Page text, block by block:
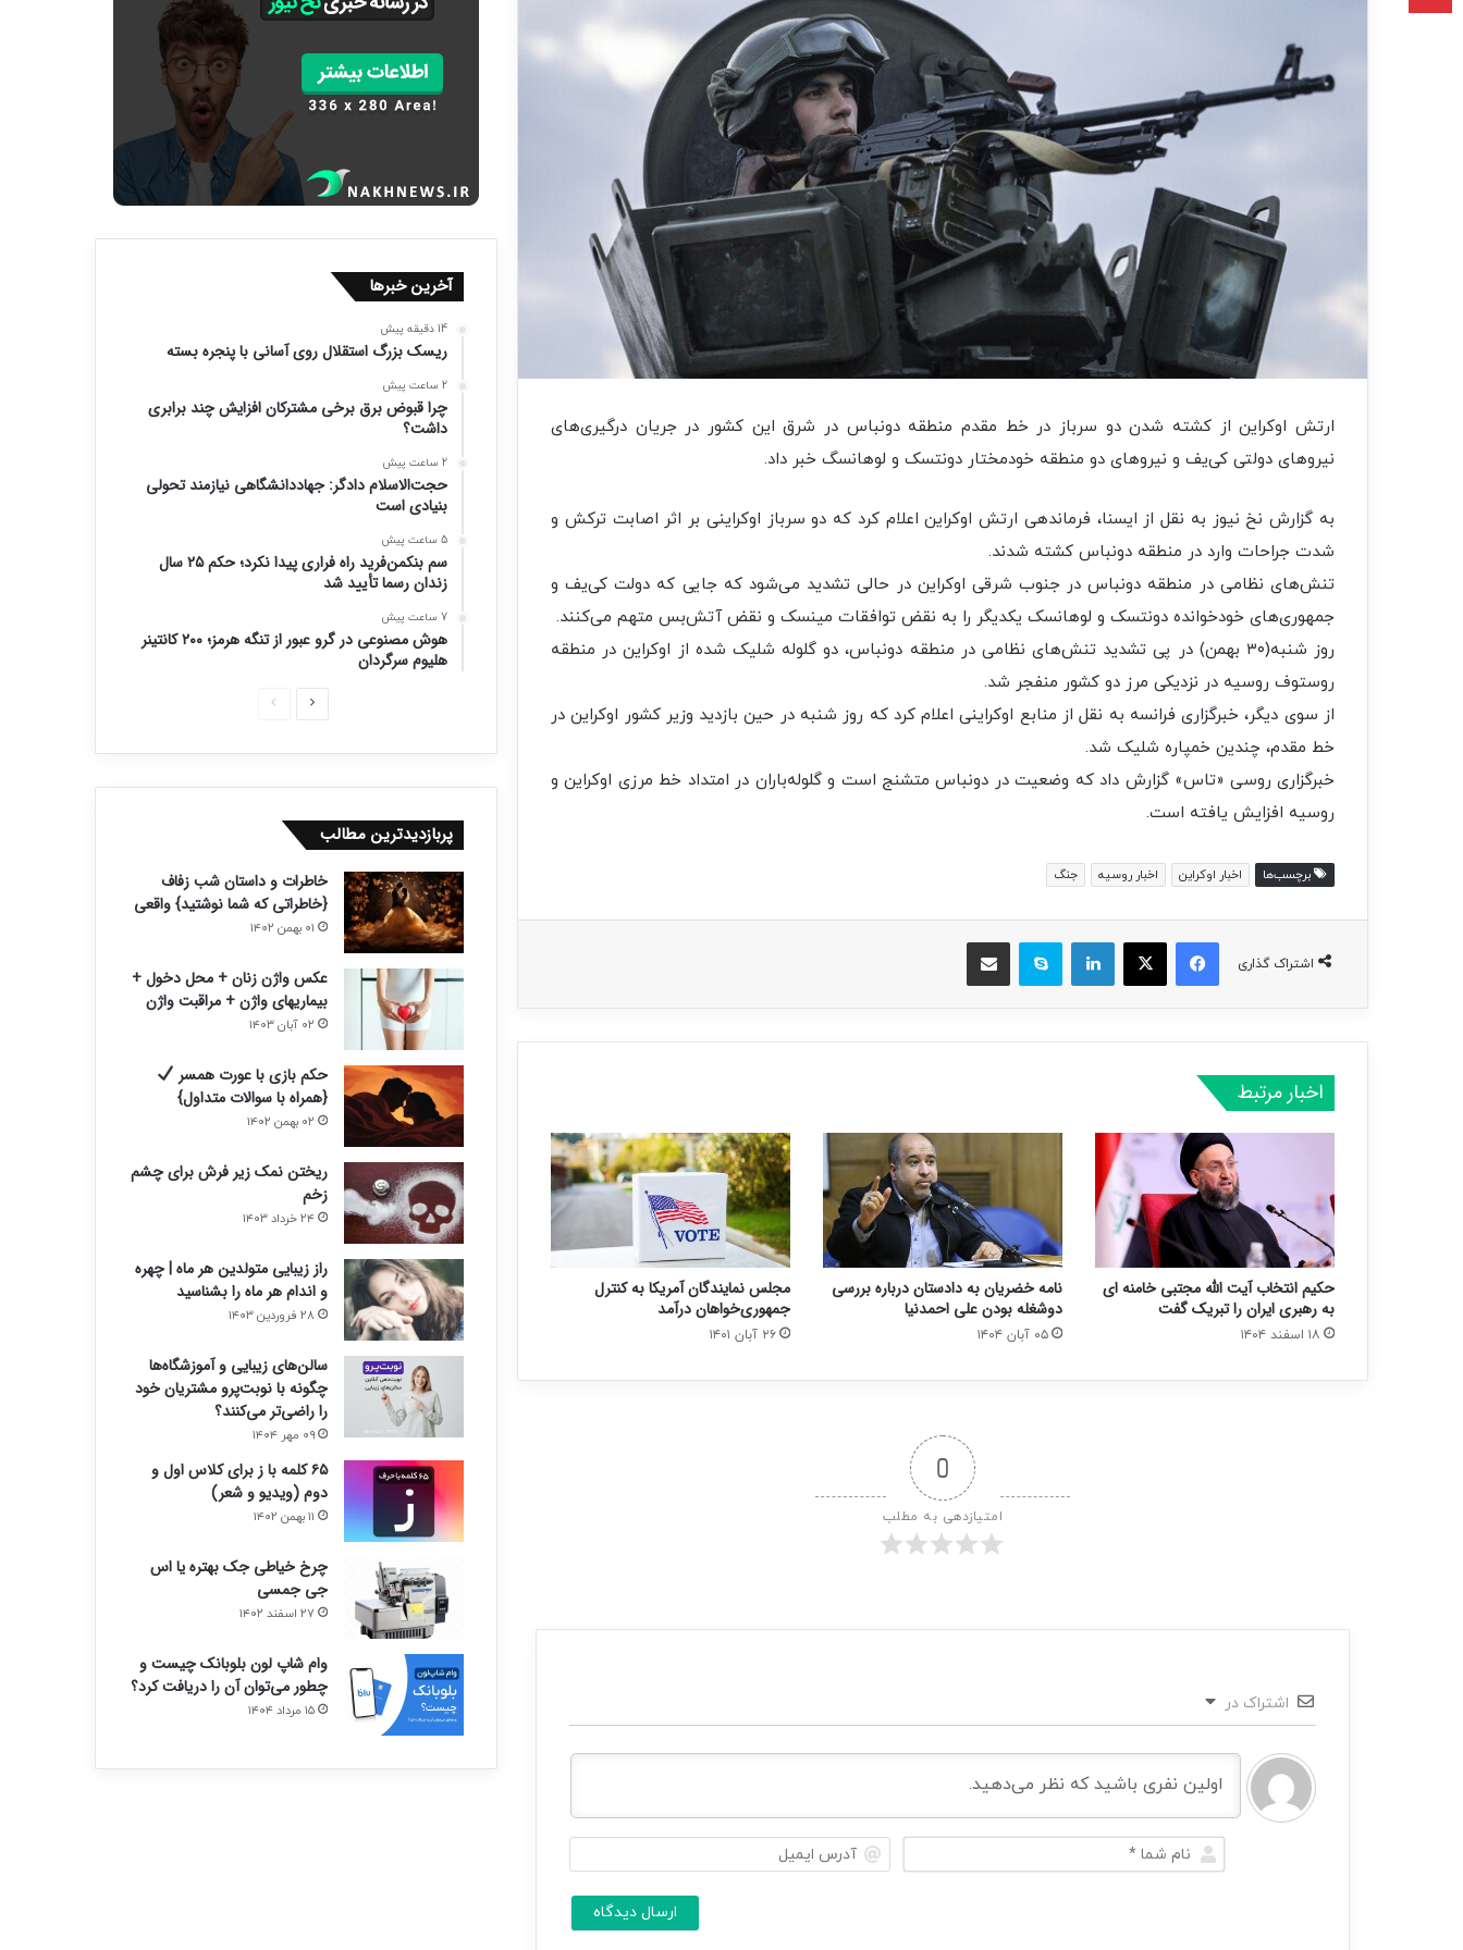
ارتش اوکراین از کشته شدن دو سرباز در خط مقدم منطقه دونباس در شرق این کشور در جریان درگیری‌های
نیروهای دولتی کی‌یف و نیروهای دو منطقه خودمختار دونتسک و لوهانسگ خبر داد.
به گزارش نخ نیوز به نقل از ایسنا، فرماندهی ارتش اوکراین اعلام کرد که دو سرباز اوکراینی بر اثر اصابت ترکش و
شدت جراحات وارد در منطقه دونباس کشته شدند.
تنش‌های نظامی در منطقه دونباس در جنوب شرقی اوکراین در حالی تشدید می‌شود که جایی که دولت کی‌یف و
جمهوری‌های خودخوانده دونتسک و لوهانسک یکدیگر را به نقض توافقات مینسک و نقض آتش‌بس متهم می‌کنند.
روز شنبه(۳۰ بهمن) در پی تشدید تنش‌های نظامی در منطقه دونباس، دو گلوله شلیک شده از اوکراین در منطقه
روستوف روسیه در نزدیکی مرز دو کشور منفجر شد.
از سوی دیگر، خبرگزاری فرانسه به نقل از منابع اوکراینی اعلام کرد که روز شنبه در حین بازدید وزیر کشور اوکراین در
خط مقدم، چندین خمپاره شلیک شد.
خبرگزاری روسی «تاس» گزارش داد که وضعیت در دونباس متشنج است و گلوله‌باران در امتداد خط مرزی اوکراین و
روسیه افزایش یافته است.
برچسب‌ها اخبار اوکراین اخبار روسیه جنگ
اشتراک گذاری
فیسبوک ایکس لینکداین اسکایپ
اخبار مرتبط
حکیم انتخاب آیت الله مجتبی خامنه ای
به رهبری ایران را تبریک گفت
۱۸ اسفند ۱۴۰۴
نامه خضریان به دادستان درباره بررسی
دوشغله بودن علی احمدنیا
۰۵ آبان ۱۴۰۴
مجلس نمایندگان آمریکا به کنترل
جمهوری‌خواهان درآمد
۲۶ آبان ۱۴۰۱
0
امتیازدهی به مطلب
اشتراک در
ا
آخرین خبرها
14 دقیقه پیش
ریسک بزرگ استقلال روی آسانی با پنجره بسته
2 ساعت پیش
چرا قبوض برق برخی مشترکان افزایش چند برابری
داشت؟
2 ساعت پیش
حجت‌الاسلام دادگر: جهاددانشگاهی نیازمند تحولی
بنیادی است
5 ساعت پیش
سم بنکمن‌فرید راه فراری پیدا نکرد؛ حکم ۲۵ سال
زندان رسما تأیید شد
7 ساعت پیش
هوش مصنوعی در گرو عبور از تنگه هرمز؛ ۲۰۰ کانتینر
هلیوم سرگردان
ص
ل
ب
ع
د
پربازدیدترین مطالب
خاطرات و داستان شب زفاف
{خاطراتی که شما نوشتید} واقعی
۰۱ بهمن ۱۴۰۲
عکس واژن زنان + محل دخول +
بیماریهای واژن + مراقبت واژن
۰۲ آبان ۱۴۰۳
حکم بازی با عورت همسر
{همراه با سوالات متداول}
۰۲ بهمن ۱۴۰۲
ریختن نمک زیر فرش برای چشم
زخم
۲۴ خرداد ۱۴۰۳
راز زیبایی متولدین هر ماه | چهره
و اندام هر ماه را بشناسید
۲۸ فروردین ۱۴۰۳
سالن‌های زیبایی و آموزشگاه‌ها
چگونه با نوبت‌پرو مشتریان خود
را راضی‌تر می‌کنند؟
۰۹ مهر ۱۴۰۴
۶۵ کلمه با ز برای کلاس اول و
دوم (ویدیو و شعر)
۱۱ بهمن ۱۴۰۲
چرخ خیاطی جک بهتره یا اس
جی جمسی
۲۷ اسفند ۱۴۰۲
وام شاپ لون بلوبانک چیست و
چطور می‌توان آن را دریافت کرد؟
۱۵ مرداد ۱۴۰۴